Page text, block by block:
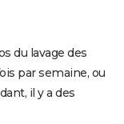
du lavage des
par semaine, ou
il y a des